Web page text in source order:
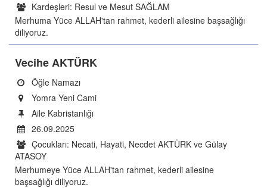
Kardeşleri: Resul ve Mesut SAĞLAM
Merhuma Yüce ALLAH'tan rahmet, kederli ailesine başsağlığı
diliyoruz.
Vecihe AKTÜRK
Öğle Namazı
Yomra Yeni Cami
Aile Kabristanlığı
26.09.2025
Çocukları: Necati, Hayati, Necdet AKTÜRK ve Gülay
ATASOY
Merhumeye Yüce ALLAH'tan rahmet, kederli ailesine
başsağlığı diliyoruz.